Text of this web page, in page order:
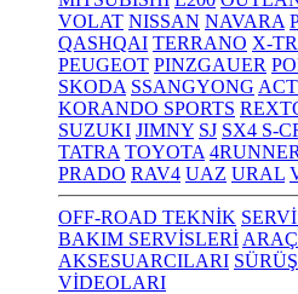
VOLAT NISSAN NAVARA
QASHQAI TERRANO X-
PEUGEOT PINZGAUER
SKODA SSANGYONG
KORANDO SPORTS
SUZUKI JIMNY SJ SX4 S-
TATRA TOYOTA 4RUNNER
PRADO RAV4 UAZ URAL
OFF-ROAD TEKNİK
BAKIM SERVİSLERİ
AKSESUARCILARI
VİDEOLARI